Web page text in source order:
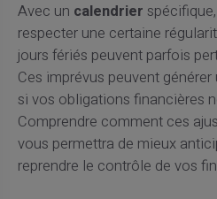
Avec un calendrier
respecter une certaine
jours fériés peuvent parfois
Ces imprévus peuvent
si vos obligations financières
Comprendre comment ces
vous permettra de mieux
reprendre le contrôle de vos